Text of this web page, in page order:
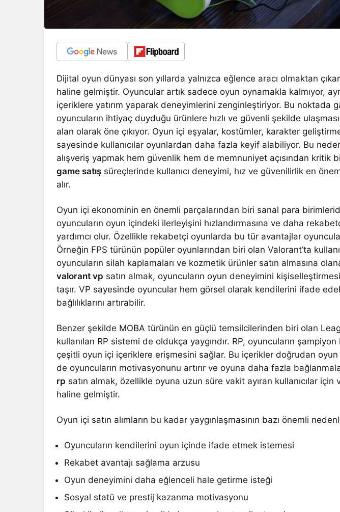
Dijital oyun dünyası son yıllarda yalnızca eğlence aracı olmaktan
haline gelmiştir. Oyuncular artık sadece oyun oynamakla kalmıyor,
içeriklere yatırım yaparak deneyimlerini zenginleştiriyor. Bu noktada
oyuncuların ihtiyaç duyduğu ürünlere hızlı ve güvenli şekilde
alan olarak öne çıkıyor. Oyun içi eşyalar, kostümler, karakter
sayesinde kullanıcılar oyunlardan daha fazla keyif alabiliyor. Bu
alışveriş yapmak hem güvenlik hem de memnuniyet açısından kritik
game satış süreçlerinde kullanıcı deneyimi, hız ve güvenilirlik en
alır.
Oyun içi ekonominin en önemli parçalarından biri sanal para
oyuncuların oyun içindeki ilerleyişini hızlandırmasına ve daha
yardımcı olur. Özellikle rekabetçi oyunlarda bu tür avantajlar
Örneğin FPS türünün popüler oyunlarından biri olan Valorant’ta
oyuncuların silah kaplamaları ve kozmetik ürünler satın almasına
valorant vp satın almak, oyuncuların oyun deneyimini
taşır. VP sayesinde oyuncular hem görsel olarak kendilerini ifade
bağlılıklarını artırabilir.
Benzer şekilde MOBA türünün en güçlü temsilcilerinden biri olan
kullanılan RP sistemi de oldukça yaygındır. RP, oyuncuların
çeşitli oyun içi içeriklere erişmesini sağlar. Bu içerikler doğrudan oyun
de oyuncuların motivasyonunu artırır ve oyuna daha fazla
rp satın almak, özellikle oyuna uzun süre vakit ayıran kullanıcılar
haline gelmiştir.
Oyun içi satın alımların bu kadar yaygınlaşmasının bazı önemli
Oyuncuların kendilerini oyun içinde ifade etmek istemesi
Rekabet avantajı sağlama arzusu
Oyun deneyimini daha eğlenceli hale getirme isteği
Sosyal statü ve prestij kazanma motivasyonu